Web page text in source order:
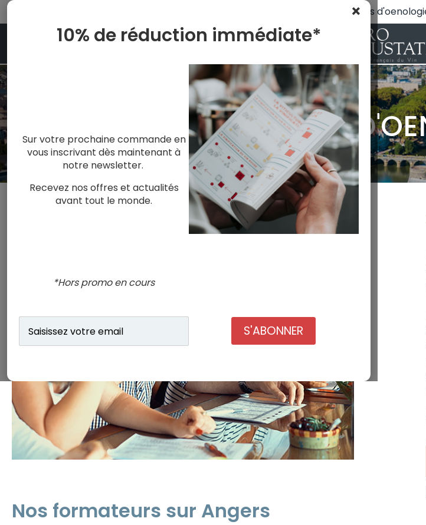
N°1 des cours
Réservez votre cours d'oenologie sur Angers
RÉSERVEZ VOTRE COURS
Nos formateurs sur Angers
×
10% de réduction immédiate*
Sur votre prochaine commande en
vous inscrivant dès maintenant à
notre newsletter.
Recevez nos offres et actualités
avant tout le monde.
*Hors promo en cours
votre
email
S'ABONNER